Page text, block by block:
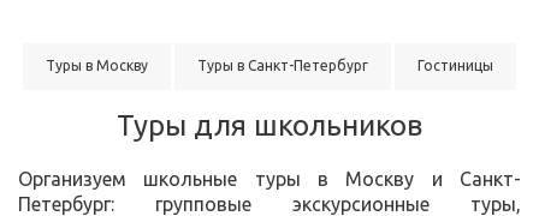
Туры в Москву Туры в Санкт-Петербург Гостиницы
Туры для школьников
Организуем школьные туры в Москву и Санкт-
Петербург: групповые экскурсионные туры,